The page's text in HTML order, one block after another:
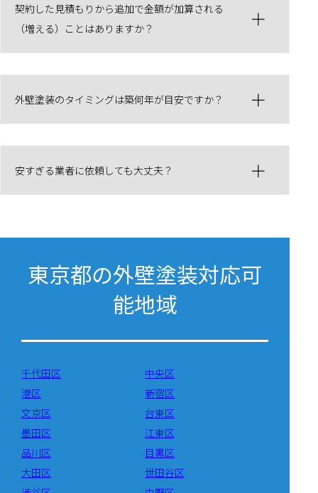
契約した見積もりから追加で金額が加算される
（増える）ことはありますか？
外壁塗装のタイミングは築何年が目安ですか？
安すぎる業者に依頼しても大丈夫？
東京都の外壁塗装対応可
能地域
千代田区
中央区
港区
新宿区
文京区
台東区
墨田区
江東区
品川区
目黒区
大田区
世田谷区